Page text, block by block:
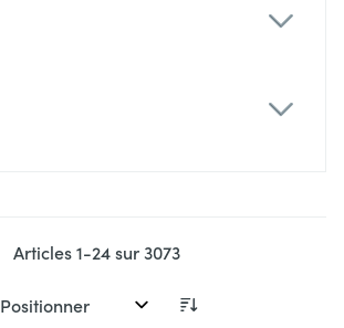
Articles1-24sur3073
Trier par: